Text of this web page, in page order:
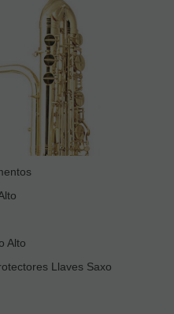
Alto
Llaves Saxo